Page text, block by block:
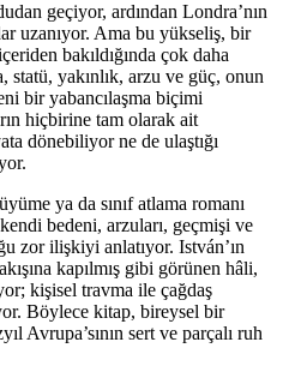
geçiyor, ardından Londra’nın
uzanıyor. Ama bu yükseliş, bir
bakıldığında çok daha
statü, yakınlık, arzu ve güç, onun
bir yabancılaşma biçimi
hiçbirine tam olarak ait
dönebiliyor ne de ulaştığı
ya da sınıf atlama romanı
bedeni, arzuları, geçmişi ve
zor ilişkiyi anlatıyor. István’ın
kapılmış gibi görünen hâli,
kişisel travma ile çağdaş
Böylece kitap, bireysel bir
Avrupa’sının sert ve parçalı ruh